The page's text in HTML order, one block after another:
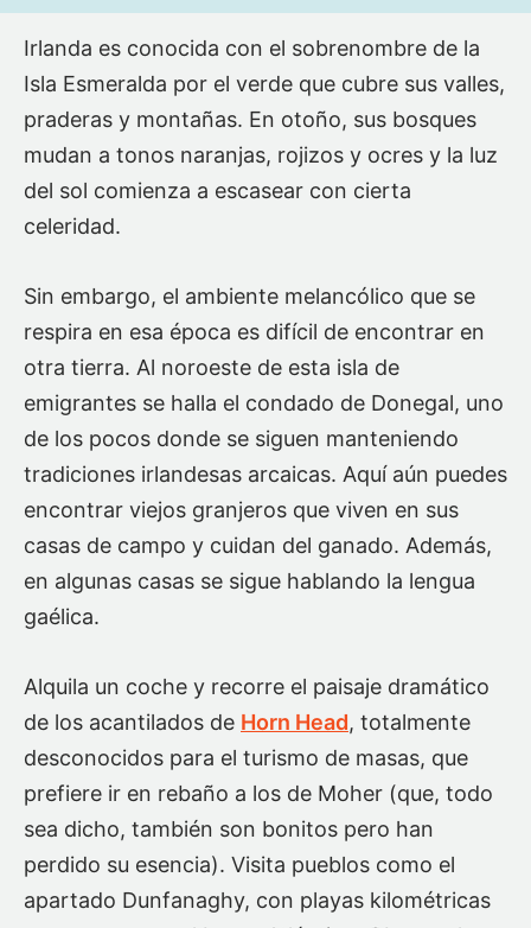
Irlanda es conocida con el sobrenombre de la
Isla Esmeralda por el verde que cubre sus valles,
praderas y montañas. En otoño, sus bosques
mudan a tonos naranjas, rojizos y ocres y la luz
del sol comienza a escasear con cierta
celeridad.
Sin embargo, el ambiente melancólico que se
respira en esa época es difícil de encontrar en
otra tierra. Al noroeste de esta isla de
emigrantes se halla el condado de Donegal, uno
de los pocos donde se siguen manteniendo
tradiciones irlandesas arcaicas. Aquí aún puedes
encontrar viejos granjeros que viven en sus
casas de campo y cuidan del ganado. Además,
en algunas casas se sigue hablando la lengua
gaélica.
Alquila un coche y recorre el paisaje dramático
de los acantilados de Horn Head, totalmente
desconocidos para el turismo de masas, que
prefiere ir en rebaño a los de Moher (que, todo
sea dicho, también son bonitos pero han
perdido su esencia). Visita pueblos como el
apartado Dunfanaghy, con playas kilométricas